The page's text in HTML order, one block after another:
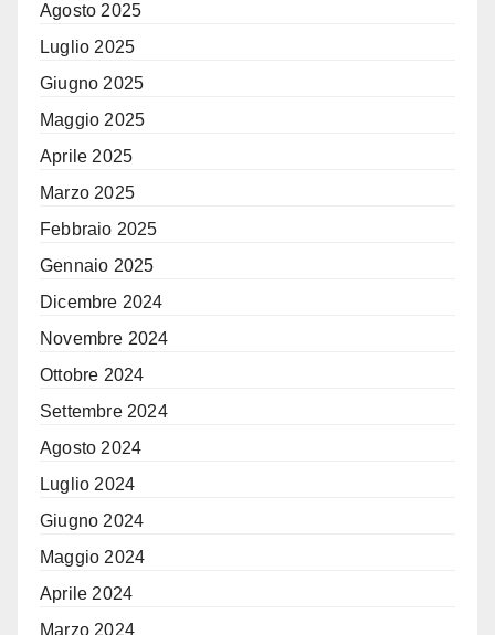
Agosto 2025
Luglio 2025
Giugno 2025
Maggio 2025
Aprile 2025
Marzo 2025
Febbraio 2025
Gennaio 2025
Dicembre 2024
Novembre 2024
Ottobre 2024
Settembre 2024
Agosto 2024
Luglio 2024
Giugno 2024
Maggio 2024
Aprile 2024
Marzo 2024